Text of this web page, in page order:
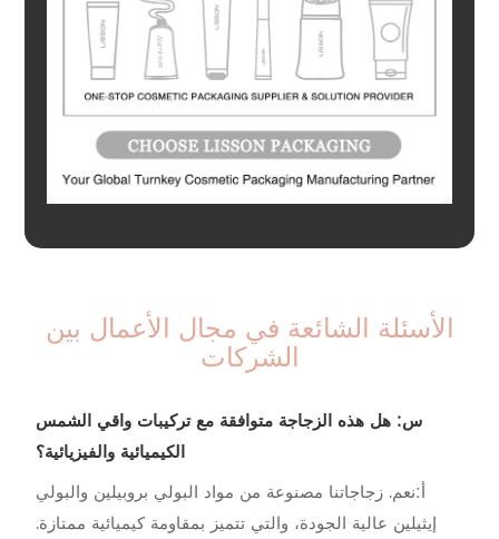
الأسئلة الشائعة في مجال الأعمال بين
الشركات
س: هل هذه الزجاجة متوافقة مع تركيبات واقي الشمس
الكيميائية والفيزيائية؟
أ:نعم. زجاجاتنا مصنوعة من مواد البولي بروبيلين والبولي
إيثيلين عالية الجودة، والتي تتميز بمقاومة كيميائية ممتازة.